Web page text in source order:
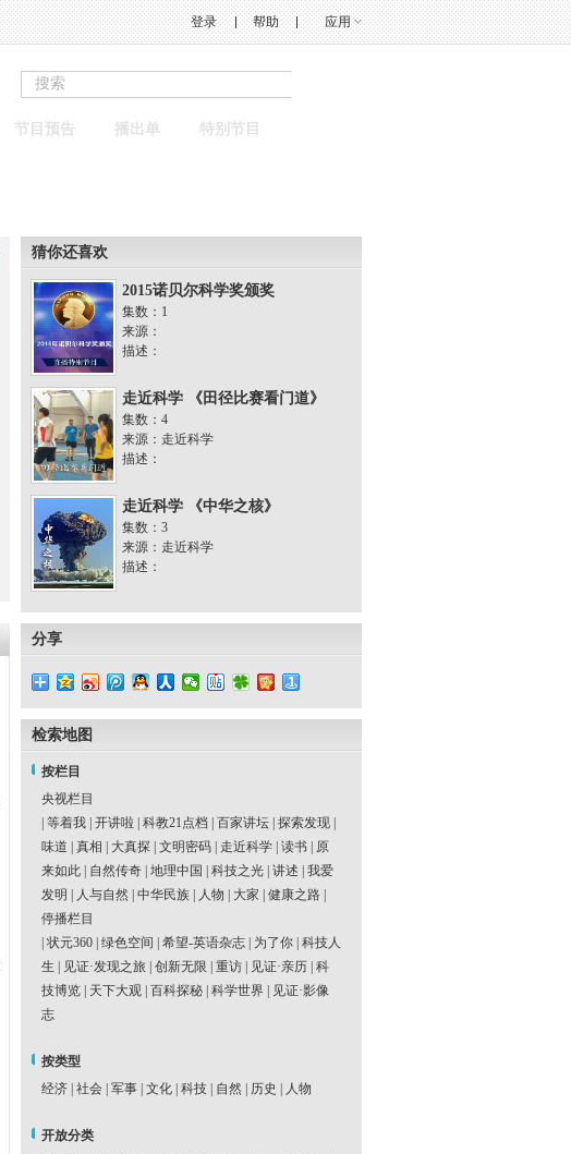
帮助 应用
登录
节目预告 播出单 特别节目
猜你还喜欢
2015诺贝尔科学奖颁奖
集数：1
来源：
描述：
走近科学 《田径比赛看门道》
集数：4
来源：走近科学
描述：
走近科学 《中华之核》
集数：3
来源：走近科学
描述：
分享
检索地图
按栏目
央视栏目
等着我 开讲啦 科教21点档 百家讲坛 探索发现
味道
真相 大真探 文明密码 走近科学 读书
原
来如此
自然传奇 地理中国 科技之光 讲述
我爱
发明
人与自然 中华民族 人物 大家 健康之路
停播栏目
状元360 绿色空间 希望-英语杂志 为了你 科技人
生
见证·发现之旅 创新无限 重访 见证·亲历 科
技博览
天下大观 百科探秘 科学世界
见证·影像
志
按类型
经济 社会 军事 文化 科技 自然 历史 人物
开放分类